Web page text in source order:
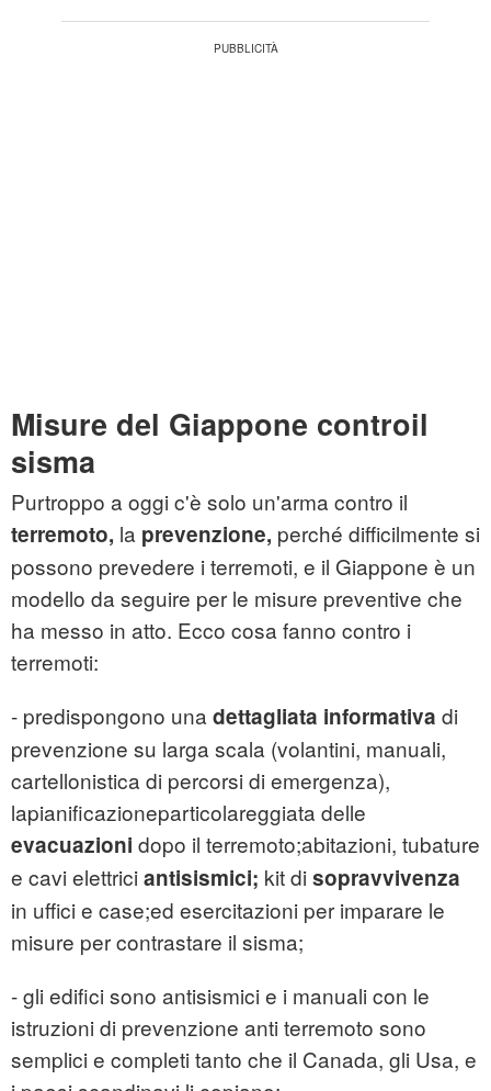
Misure del Giappone controil
sisma
Purtroppo a oggi c'è solo un'arma contro il
terremoto, la prevenzione, perché difficilmente si
possono prevedere i terremoti, e il Giappone è un
modello da seguire per le misure preventive che
ha messo in atto. Ecco cosa fanno contro i
terremoti:
- predispongono una dettagliata informativa di
prevenzione su larga scala (volantini, manuali,
cartellonistica di percorsi di emergenza),
lapianificazioneparticolareggiata delle
evacuazioni dopo il terremoto;abitazioni, tubature
e cavi elettrici antisismici; kit di sopravvivenza
in uffici e case;ed esercitazioni per imparare le
misure per contrastare il sisma;
- gli edifici sono antisismici e i manuali con le
istruzioni di prevenzione anti terremoto sono
semplici e completi tanto che il Canada, gli Usa, e